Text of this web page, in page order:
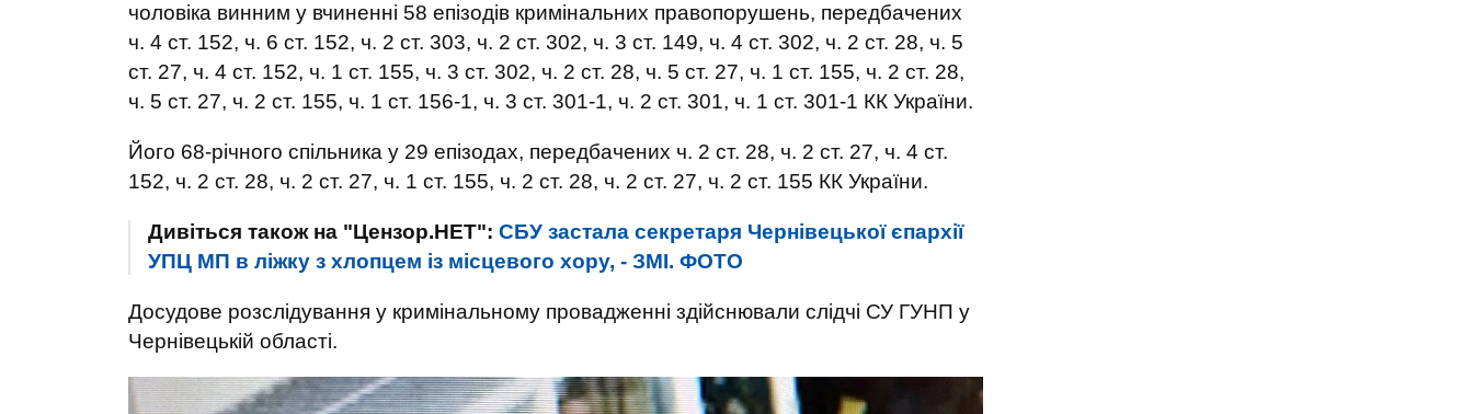
чоловіка винним у вчиненні 58 епізодів кримінальних правопорушень, передбачених
ч. 4 ст. 152, ч. 6 ст. 152, ч. 2 ст. 303, ч. 2 ст. 302, ч. 3 ст. 149, ч. 4 ст. 302, ч. 2 ст. 28, ч. 5
ст. 27, ч. 4 ст. 152, ч. 1 ст. 155, ч. 3 ст. 302, ч. 2 ст. 28, ч. 5 ст. 27, ч. 1 ст. 155, ч. 2 ст. 28,
ч. 5 ст. 27, ч. 2 ст. 155, ч. 1 ст. 156-1, ч. 3 ст. 301-1, ч. 2 ст. 301, ч. 1 ст. 301-1 КК України.
Його 68-річного спільника у 29 епізодах, передбачених ч. 2 ст. 28, ч. 2 ст. 27, ч. 4 ст.
152, ч. 2 ст. 28, ч. 2 ст. 27, ч. 1 ст. 155, ч. 2 ст. 28, ч. 2 ст. 27, ч. 2 ст. 155 КК України.
Дивіться також на "Цензор.НЕТ": СБУ застала секретаря Чернівецької єпархії
УПЦ МП в ліжку з хлопцем із місцевого хору, - ЗМІ. ФОТО
Досудове розслідування у кримінальному провадженні здійснювали слідчі СУ ГУНП у
Чернівецькій області.